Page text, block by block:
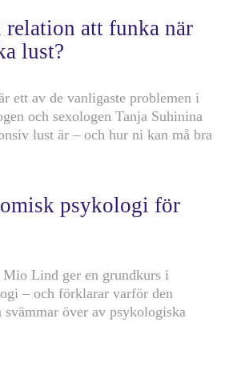
relation att funka när
lust?
ett av de vanligaste problemen i
och sexologen Tanja Suhinina
lust är – och hur ni kan må bra
psykologi för
Mio Lind ger en grundkurs i
– och förklarar varför den
över av psykologiska